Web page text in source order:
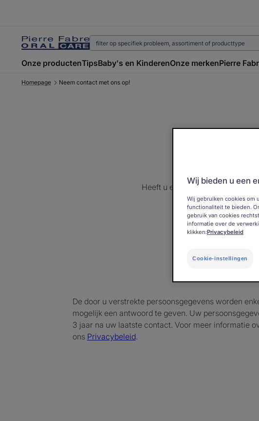
Onze productenTipsBaby's en KinderenOnze merkenPierre
Homepage Neem contact met ons op!
Heeft u een vraag, een
De door u verstrekte persoonsgegevens worden
mogelijk een antwoord te geven. Uw
3 jaar na uw laatste contact. Voor meer informatie
ons Privacybeleid.
Wij bieden u een
Wij gebruiken cookies om
functionaliteit te bieden.
gebruik van cookies
informatie over de
klikken:Privacybeleid
Cookie-instellingen